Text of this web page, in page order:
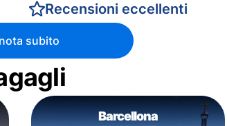
Recensioni eccellenti
subito
Barcellona